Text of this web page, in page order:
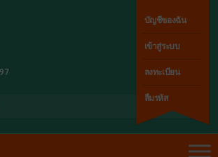
บัญชีของฉัน
เข้าสู่ระบบ
ลงทะเบียน
ลืมรหัส